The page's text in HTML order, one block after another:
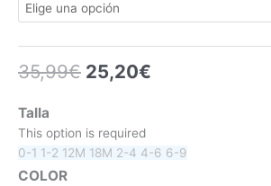
35,99€ 25,20€
Talla
This option is required
0-1 1-2 12M 18M 2-4 4-6 6-9
COLOR